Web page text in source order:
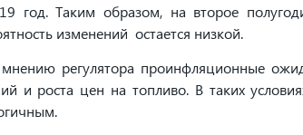
год. Таким образом, на второе
изменений остается низкой.
регулятора проинфляционные
и роста цен на топливо. В таких